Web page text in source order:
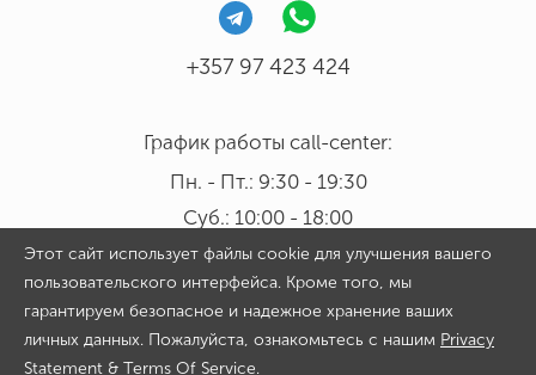
+357 97 423 424
График работы call-center:
Пн. - Пт.: 9:30 - 19:30
Суб.: 10:00 - 18:00
Copyright 2026 © Tshirtprint.cy. All rights reserved. By continuing
to use our website and placing an order on it you agree with
Этот сайт использует файлы cookie для улучшения вашего
пользовательского интерфейса. Кроме того, мы
гарантируем безопасное и надежное хранение ваших
личных данных. Пожалуйста, ознакомьтесь с нашим Privacy
Statement & Terms Of Service.